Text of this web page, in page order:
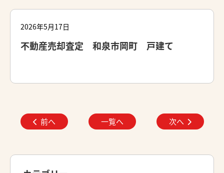
2026年5月17日
不動産売却査定 和泉市岡町 戸建て
前へ 一覧へ 次へ